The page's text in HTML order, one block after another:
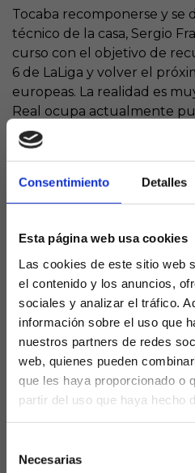
Consentimiento Detalles
Esta página web usa cookies
Las cookies de este sitio web
el contenido y los anuncios,
sociales y analizar el tráfico.
información sobre el uso que
nuestros partners de redes
web, quienes pueden
que les haya proporcionado o
partir del uso que haya hecho
Necesarias
¿Eres
SÍ, SOY MAYOR
Tocaba recomponerse y se
técnico de la casa, Sergio
curso con el objetivo de
6 de LaLiga y volver el
europeas. La realidad es
Real ocupa actualmente
cinco jornadas disputadas y
ven signos de mejora.
SIN
pérdida de futbolistas
años y Zubimendi el
no termina de carburar.
cuenta con un once titular
apenas ha realizado
encontrarse con la victoria y
saltado en Anoeta.
SE ESPERA LA
APORTACIÓN